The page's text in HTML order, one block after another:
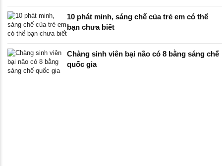
10 phát minh, sáng chế của trẻ em có thể
bạn chưa biết
Chàng sinh viên bại não có 8 bằng sáng chế
quốc gia